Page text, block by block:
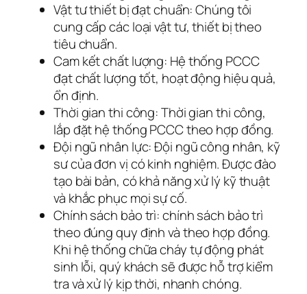
Vật tư thiết bị đạt chuẩn: Chúng tôi
cung cấp các loại vật tư, thiết bị theo
tiêu chuẩn.
Cam kết chất lượng: Hệ thống PCCC
đạt chất lượng tốt, hoạt động hiệu quả,
ổn định.
Thời gian thi công: Thời gian thi công,
lắp đặt hệ thống PCCC theo hợp đồng.
Đội ngũ nhân lực: Đội ngũ công nhân, kỹ
sư của đơn vị có kinh nghiệm. Được đào
tạo bài bản, có khả năng xử lý kỹ thuật
và khắc phục mọi sự cố.
Chính sách bảo trì: chính sách bảo trì
theo đúng quy định và theo hợp đồng.
Khi hệ thống chữa cháy tự động phát
sinh lỗi, quý khách sẽ được hỗ trợ kiểm
tra và xử lý kịp thời, nhanh chóng.